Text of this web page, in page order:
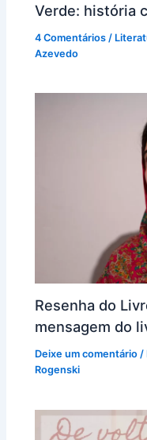
Verde: história
4 Comentários /
Azevedo
Resenha do
mensagem do
Deixe um comentário /
Rogenski